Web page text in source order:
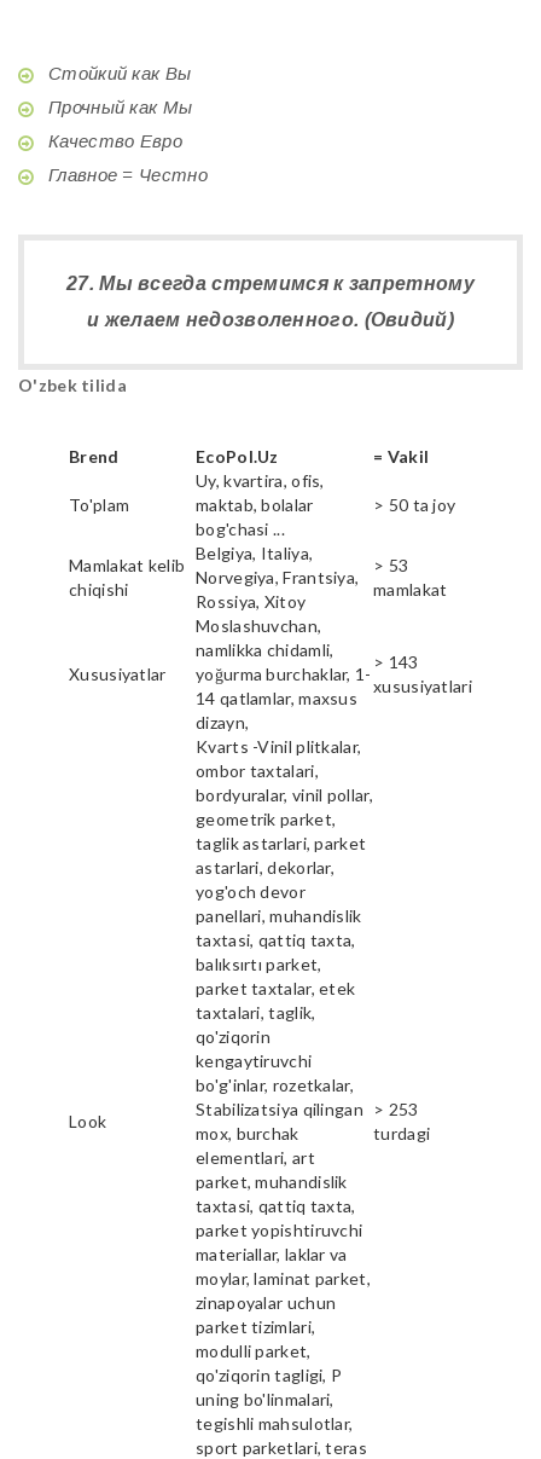
Стойкий как Вы
Прочный как Мы
Качество Евро
Главное = Честно
27. Мы всегда стремимся к запретному
и желаем недозволенного. (Овидий)
O'zbek tilida
Brend EcoPol.Uz = Vakil
To'plam
Uy, kvartira, ofis,
maktab, bolalar
bog'chasi ...
> 50 ta joy
Mamlakat kelib
chiqishi
Belgiya, Italiya,
Norvegiya, Frantsiya,
Rossiya, Xitoy
> 53
mamlakat
Xususiyatlar
Moslashuvchan,
namlikka chidamli,
yoğurma burchaklar, 1-
14 qatlamlar, maxsus
dizayn,
> 143
xususiyatlari
Look
Kvarts -Vinil plitkalar,
ombor taxtalari,
bordyuralar, vinil pollar,
geometrik parket,
taglik astarlari, parket
astarlari, dekorlar,
yog'och devor
panellari, muhandislik
taxtasi, qattiq taxta,
balıksırtı parket,
parket taxtalar, etek
taxtalari, taglik,
qo'ziqorin
kengaytiruvchi
bo'g'inlar, rozetkalar,
Stabilizatsiya qilingan
mox, burchak
elementlari, art
parket, muhandislik
taxtasi, qattiq taxta,
parket yopishtiruvchi
materiallar, laklar va
moylar, laminat parket,
zinapoyalar uchun
parket tizimlari,
modulli parket,
qo'ziqorin tagligi, P
uning bo'linmalari,
tegishli mahsulotlar,
sport parketlari, teras
> 253
turdagi